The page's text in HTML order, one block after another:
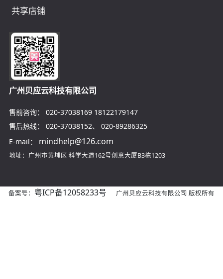
共享店铺
广州贝应云科技有限公司
售前咨询： 020-37038169 18122179147
售后热线：
020-37038152、 020-89286325
E-mail：
mindhelp@126.com
地址：广州市黄埔区 科学大道162号创意大厦B3栋1203
备案号： 粤ICP备12058233号 广州贝应云科技有限公司 版权所有